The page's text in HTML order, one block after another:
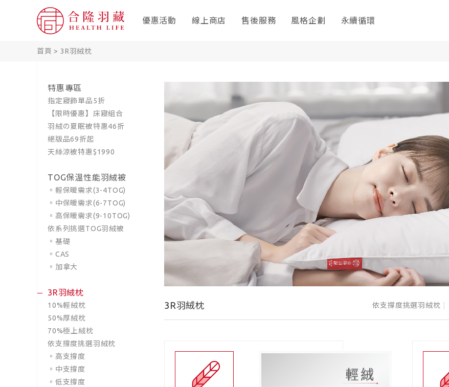
優惠活動 線上商店 售後服務 風格企劃 永續循環
首頁 >3R羽絨枕
特惠專區
指定寢飾單品5折
【限時優惠】床寢組合
羽絨の夏眠被特惠46折
絕版品69折起
天絲涼被特惠$1990
TOG保溫性能羽絨被
。輕保暖需求(3-4TOG)
。中保暖需求(6-7TOG)
。高保暖需求(9-10TOG)
依系列挑選TOG羽絨被
。基礎
。CAS
。加拿大
3R羽絨枕
10%輕絨枕
50%厚絨枕
70%極上絨枕
依支撐度挑選羽絨枕
。高支撐度
。中支撐度
。低支撐度
3R羽絨枕 依支撐度挑選羽絨枕